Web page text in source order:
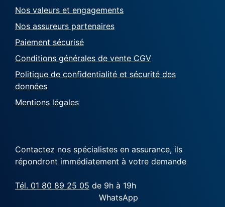
Nos valeurs et engagements
Nos assureurs partenaires
Paiement sécurisé
Conditions générales de vente CGV
Politique de confidentialité et sécurité des
données
Mentions légales
Contactez nos spécialistes en assurance, ils
répondront immédiatement à votre demande
Tél. 01 80 89 25 05 de 9h à 19h
WhatsApp